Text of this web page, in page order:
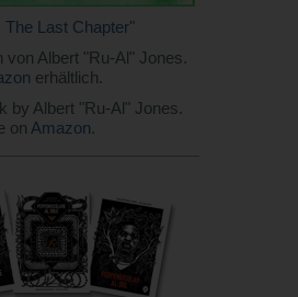
The Last Chapter"
von Albert "Ru-Al" Jones.
erhältlich.
by Albert "Ru-Al" Jones.
on Amazon.